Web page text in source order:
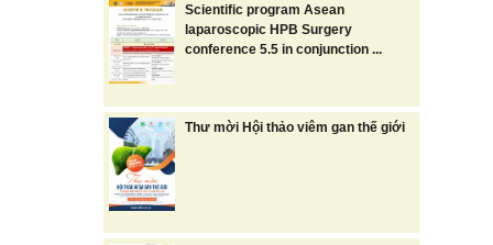
Scientific program Asean
laparoscopic HPB Surgery
conference 5.5 in conjunction ...
Thư mời Hội thảo viêm gan thế giới